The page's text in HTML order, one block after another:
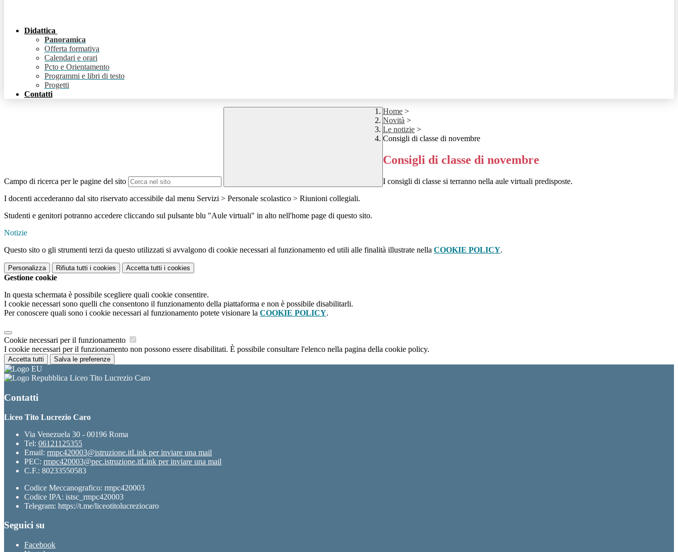
Didattica
Panoramica
Offerta formativa
Calendari e orari
Pcto e Orientamento
Programmi e libri di testo
Progetti
Contatti
Campo di ricerca per le pagine del sito
Home >
Novità >
Le notizie >
Consigli di classe di novembre
Consigli di classe di novembre
I consigli di classe si terranno nella aule virtuali predisposte.
I docenti accederanno dal sito riservato accessibile dal menu Servizi > Personale scolastico > Riunioni collegiali.
Studenti e genitori potranno accedere cliccando sul pulsante blu "Aule virtuali" in alto nell'home page di questo sito.
Notizie
Questo sito o gli strumenti terzi da questo utilizzati si avvalgono di cookie necessari al funzionamento ed utili alle finalità illustrate nella COOKIE POLICY.
Personalizza Rifiuta tutti i cookies Accetta tutti i cookies
Gestione cookie
In questa schermata è possibile scegliere quali cookie consentire.
I cookie necessari sono quelli che consentono il funzionamento della piattaforma e non è possibile disabilitarli.
Per conoscere quali sono i cookie necessari al funzionamento potete visionare la COOKIE POLICY.
Cookie necessari per il funzionamento
I cookie necessari per il funzionamento non possono essere disabilitati. È possibile consultare l'elenco nella pagina della cookie policy.
Accetta tutti Salva le preferenze
Liceo Tito Lucrezio Caro
Contatti
Liceo Tito Lucrezio Caro
Via Venezuela 30 - 00196 Roma
Tel: 06121125355
Email: rmpc420003@istruzione.itLink per inviare una mail
PEC: rmpc420003@pec.istruzione.itLink per inviare una mail
C.F.: 80233550583
Codice Meccanografico: rmpc420003
Codice IPA: istsc_rmpc420003
Telegram: https://t.me/liceotitolucreziocaro
Seguici su
Facebook